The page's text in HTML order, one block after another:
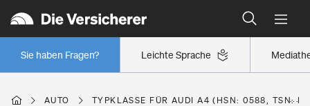
Leichte Sprache
Sie haben Fragen?
Wer versichert was: Jetzt Versicherer finden
Regionalklassen: So ist Ihre Region eingestuft
Wer versichert was: Jetzt Versicherer finden
AUTO TYPKLASSE FÜR AUDI A4 (HSN: 0588, TSN: